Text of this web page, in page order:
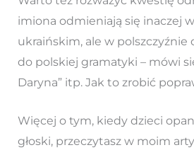
imiona odmieniają się inaczej
ukraińskim, ale w
do polskiej gramatyki – mówi
Daryna” itp. Jak to zrobić
Więcej o tym, kiedy dzieci
głoski, przeczytasz w moim